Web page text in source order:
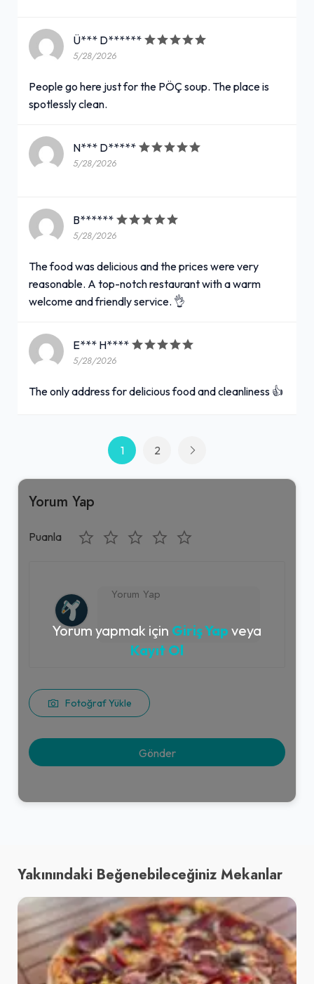
Ü*** D******
5/28/2026
People go here just for the PÖÇ soup. The place is
spotlessly clean.
N*** D*****
5/28/2026
B******
5/28/2026
The food was delicious and the prices were very
reasonable. A top-notch restaurant with a warm
welcome and friendly service. 👌
E*** H****
5/28/2026
The only address for delicious food and cleanliness 👍
1 2
Yorum Yap
Puanla
Fotoğraf Yükle
Yorum yapmak için Giriş Yap veya
Kayıt Ol
Yakınındaki Beğenebileceğiniz Mekanlar